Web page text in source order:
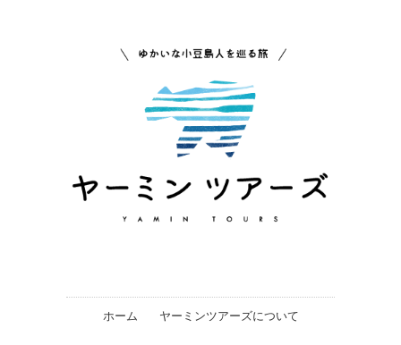
ホーム ヤーミンツアーズについて